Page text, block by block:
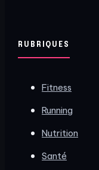
RUBRIQUES
Fitness
Running
Nutrition
Santé